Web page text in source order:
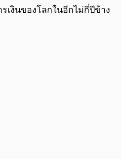
เงินของโลกในอีกไม่กี่ปีข้าง